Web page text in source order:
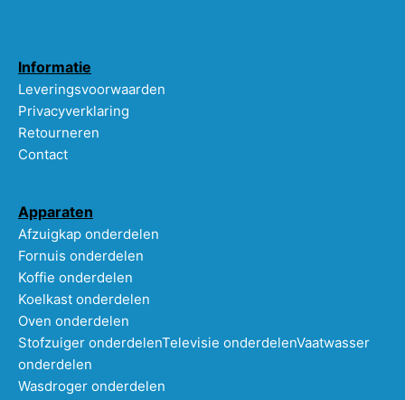
Informatie
Leveringsvoorwaarden
Privacyverklaring
Retourneren
Contact
Apparaten
Afzuigkap onderdelen
Fornuis onderdelen
Koffie onderdelen
Koelkast onderdelen
Oven onderdelen
Stofzuiger onderdelenTelevisie onderdelenVaatwasser
onderdelen
Wasdroger onderdelen